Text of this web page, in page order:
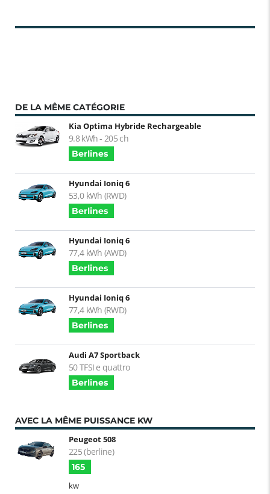
DE LA MÊME CATÉGORIE
Kia Optima Hybride Rechargeable
9.8 kWh - 205 ch
Berlines
Hyundai Ioniq 6
53,0 kWh (RWD)
Berlines
Hyundai Ioniq 6
77,4 kWh (AWD)
Berlines
Hyundai Ioniq 6
77,4 kWh (RWD)
Berlines
Audi A7 Sportback
50 TFSI e quattro
Berlines
AVEC LA MÊME PUISSANCE KW
Peugeot 508
225 (berline)
165
kw